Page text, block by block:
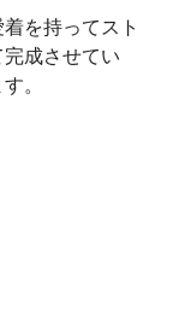
を持ってスト
成させてい
。